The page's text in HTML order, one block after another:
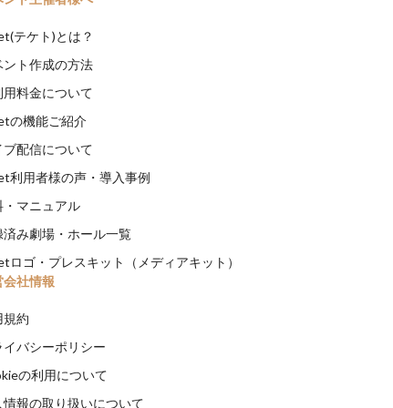
テケト)とは？
ント作成の方法
用料金について
の機能ご紹介
ブ配信について
利用者様の声・導入事例
・マニュアル
済み劇場・ホール一覧
ロゴ・プレスキット（メディアキット）
会社情報
規約
イバシーポリシー
の利用について
情報の取り扱いについて